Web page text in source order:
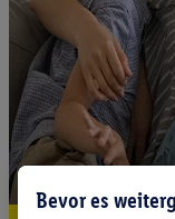
Bevor es